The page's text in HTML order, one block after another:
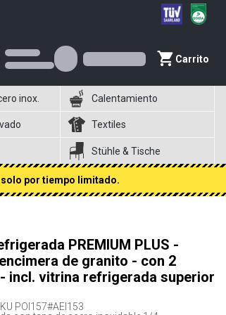
Carrito
inox. Calentamiento
Textiles
Stühle & Tische
solo por tiempo limitado.
PREMIUM PLUS -
de granito - con 2
incl. vitrina refrigerada superior
POI157#AEI153